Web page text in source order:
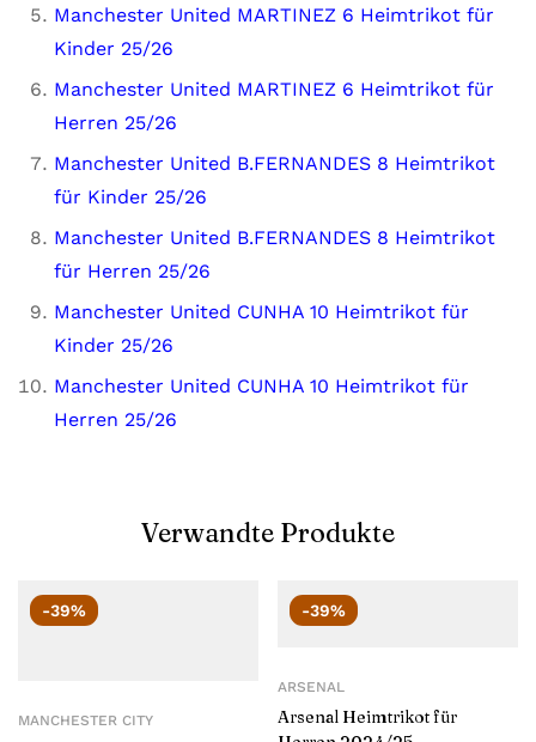
Manchester United MARTINEZ 6 Heimtrikot für
Kinder 25/26
Manchester United MARTINEZ 6 Heimtrikot für
Herren 25/26
Manchester United B.FERNANDES 8 Heimtrikot
für Kinder 25/26
Manchester United B.FERNANDES 8 Heimtrikot
für Herren 25/26
Manchester United CUNHA 10 Heimtrikot für
Kinder 25/26
Manchester United CUNHA 10 Heimtrikot für
Herren 25/26
Verwandte Produkte
-39%
MANCHESTER CITY
-39%
ARSENAL
Arsenal Heimtrikot für